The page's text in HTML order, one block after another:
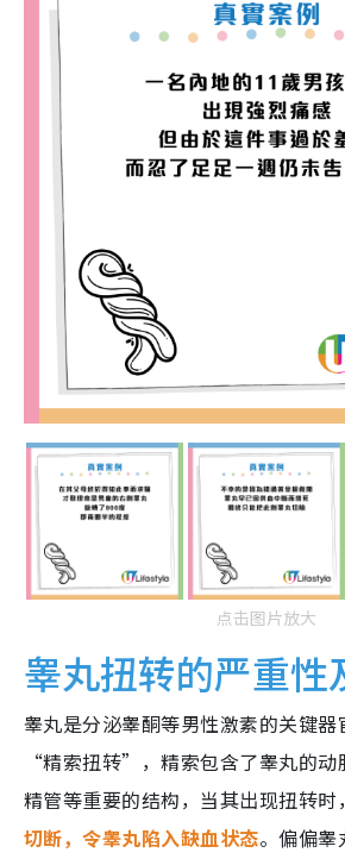
点击图片放大
睾丸扭转的严重性
睾丸是分泌睾酮等男性激素的关键
“精索扭转”，精索包含了睾丸的动
精管等重要的结构，当其出现扭转时
切断，令睾丸陷入缺血状态。偏偏睾